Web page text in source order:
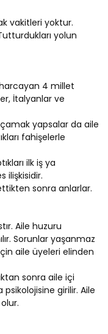
vakitleri yoktur.
yolun
4 millet
İtalyanlar ve
yapsalar da aile
fahişelerle
ilk iş ya
ilişkisidir.
sonra anlarlar.
Aile huzuru
Sorunlar yaşanmaz
aile üyeleri elinden
sonra aile içi
girilir. Aile